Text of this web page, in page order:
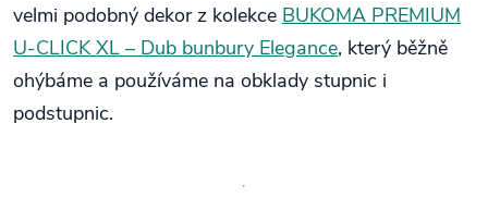
velmi podobný dekor z kolekce BUKOMA PREMIUM
U‑CLICK XL – Dub bunbury Elegance, který běžně
ohýbáme a používáme na obklady stupnic i
podstupnic.